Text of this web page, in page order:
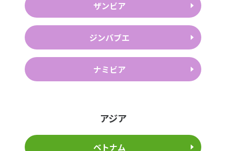
ザンビア
ジンバブエ
ナミビア
アジア
ベトナム